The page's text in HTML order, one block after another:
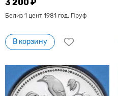
3 200 ₽
Белиз 1 цент 1981 год. Пруф
В корзину